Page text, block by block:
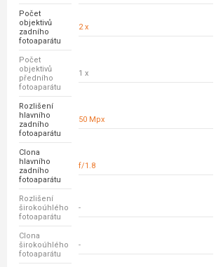
Počet
objektivů
zadního
fotoaparátu
2 x
Počet
objektivů
předního
fotoaparátu
1 x
Rozlišení
hlavního
zadního
fotoaparátu
50 Mpx
Clona
hlavního
zadního
fotoaparátu
f/1.8
Rozlišení
širokoúhlého
fotoaparátu
-
Clona
širokoúhlého
fotoaparátu
-